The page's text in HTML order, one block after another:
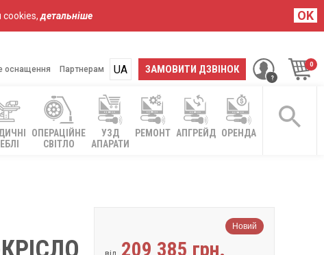
cookies,детальніше OK
оснащення Партнерам ЗАМОВИТИ ДЗВІНОК
UA
RU
ОПЕРАЦІЙНЕ
СВІТЛО
УЗД
АПАРАТИ
РЕМОНТ АПГРЕЙД ОРЕНДА
Новий
209 385 грн.